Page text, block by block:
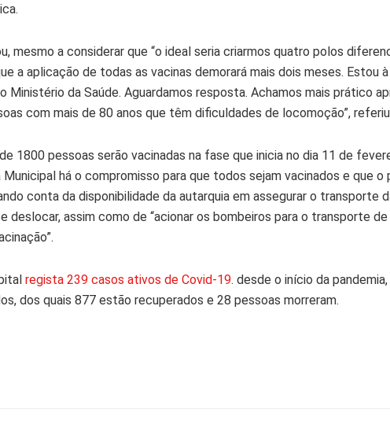
mesmo a considerar que “o ideal seria criarmos quatro polos
a aplicação de todas as vacinas demorará mais dois meses. Estou
Ministério da Saúde. Aguardamos resposta. Achamos mais prático
com mais de 80 anos que têm dificuldades de locomoção”,
1800 pessoas serão vacinadas na fase que inicia no dia 11 de
Municipal há o compromisso para que todos sejam vacinados e que o
conta da disponibilidade da autarquia em assegurar o transporte
deslocar, assim como de “acionar os bombeiros para o transporte
regista 239 casos ativos de Covid-19. desde o início da
dos quais 877 estão recuperados e 28 pessoas morreram.